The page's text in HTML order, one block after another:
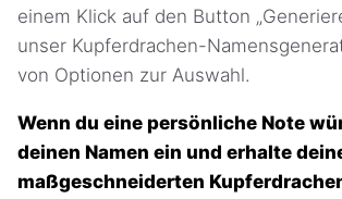
einem Klick auf den Button
unser Kupferdrachen-
von Optionen zur Auswahl.
Wenn du eine persönliche Note
deinen Namen ein und erhalte
maßgeschneiderten